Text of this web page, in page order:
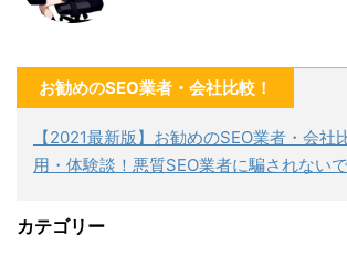
お勧めのSEO業者・会社比較！
【2021最新版】お勧めのSEO業者・会社
用・体験談！悪質SEO業者に騙されないで
カテゴリー